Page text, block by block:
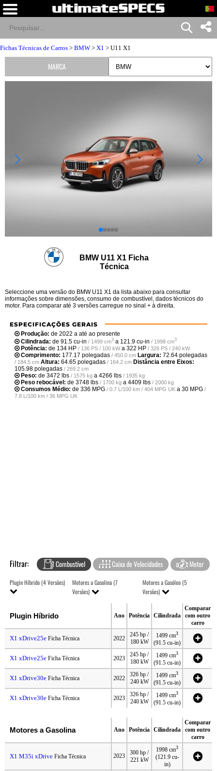
Fichas Técnicas de Carros > BMW > X1 > U11 X1
BMW U11 X1 Ficha
Técnica
Seleccione uma versão do BMW U11 X1 da lista abaixo para consultar
informações sobre dimensões, consumo de combustível, dados técnicos do
motor. Para comparar até 3 versões carregue no sinal + à direita.
ESPECIFICAÇÕES GERAIS
Produção: de 2022 a até ao presente
Cilindrada: de 91.5 cu-in / 1499 cm3 a 121.9 cu-in / 1998 cm3
Potência: de 134 HP / 136 PS / 100 kWa 322 HP / 326 PS / 240 kW
Comprimento: 177.17 polegadas / 450.0 cm Largura: 72.64 polegadas
/ 184.5 cm Altura: 64.65 polegadas / 164.2 cm Distância entre Eixos:
105.98 polegadas / 269.2 cm
Peso: de 3472 lbs / 1575 kg a 4266 lbs / 1935 kg
Peso rebocável: de 3748 lbs / 1700 kg a 4409 lbs / 2000 kg
Consumos Médio: de 336 MPG / 0.7 L/100 km / 404 MPG UK a 30 MPG /
7.8 L/100 km / 36 MPG UK
Filtrar: Combustível Caixa de Velocidades Motor
Plugin Híbrido (4 Versões)
Motores a Gasolina (7
Versões)
Motores a Gasóleo (5
Versões)
Plugin Híbrido Ano Potência Cilindrada
Comparar
com outro
carro
X1 xDrive25e Ficha Técnica 2022
245 hp /
180 kW
1499 cm3
(91.5 cu-in)
X1 xDrive25e Ficha Técnica 2023
245 hp /
180 kW
1499 cm3
(91.5 cu-in)
X1 xDrive30e Ficha Técnica 2022
326 hp /
240 kW
1499 cm3
(91.5 cu-in)
X1 xDrive30e Ficha Técnica 2023
326 hp /
240 kW
1499 cm3
(91.5 cu-in)
Motores a Gasolina Ano Potência Cilindrada
Comparar
com outro
carro
X1 M35i xDrive Ficha Técnica 2023
300 hp /
221 kW
1998 cm3
(121.9 cu-
in)
MARCA